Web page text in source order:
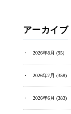
アーカイブ
2026年8月 (95)
2026年7月 (358)
2026年6月 (383)